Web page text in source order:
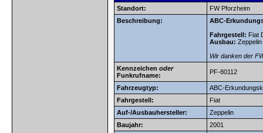
Standort:
FW Pforzheim
Beschreibung:
ABC-
Fahrgestell: Fiat
Ausbau: Zeppelin
Wir danken der
Kennzeichen oder
Funkrufname:
PF-80112
Fahrzeugtyp:
ABC-
Fahrgestell:
Fiat
Auf-/Ausbauhersteller:
Zeppelin
Baujahr:
2001